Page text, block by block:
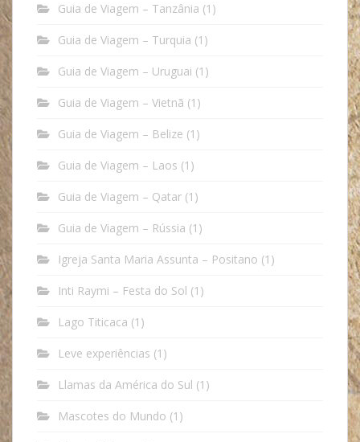
Guia de Viagem – Tanzânia (1)
Guia de Viagem – Turquia (1)
Guia de Viagem – Uruguai (1)
Guia de Viagem – Vietnã (1)
Guia de Viagem – Belize (1)
Guia de Viagem – Laos (1)
Guia de Viagem – Qatar (1)
Guia de Viagem – Rússia (1)
Igreja Santa Maria Assunta – Positano (1)
Inti Raymi – Festa do Sol (1)
Lago Titicaca (1)
Leve experiências (1)
Llamas da América do Sul (1)
Mascotes do Mundo (1)